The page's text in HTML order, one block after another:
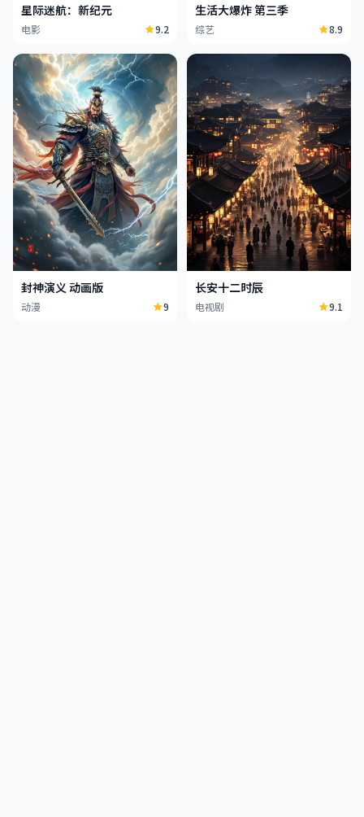
星际迷航：新纪元
电影 9.2
生活大爆炸 第三季
综艺 8.9
封神演义 动画版
动漫 9
长安十二时辰
电视剧 9.1